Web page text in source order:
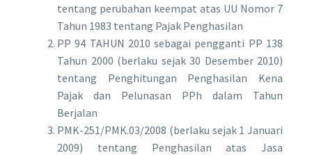
tentang perubahan keempat atas UU Nomor 7
Tahun 1983 tentang Pajak Penghasilan
PP 94 TAHUN 2010 sebagai pengganti PP 138
Tahun 2000 (berlaku sejak 30 Desember 2010)
tentang Penghitungan Penghasilan Kena
Pajak dan Pelunasan PPh dalam Tahun
Berjalan
PMK-251/PMK.03/2008 (berlaku sejak 1 Januari
2009) tentang Penghasilan atas Jasa